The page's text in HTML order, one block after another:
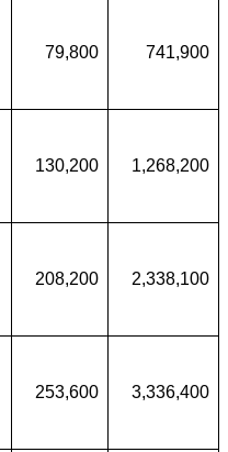
79,800 741,900
130,200 1,268,200
208,200 2,338,100
253,600 3,336,400